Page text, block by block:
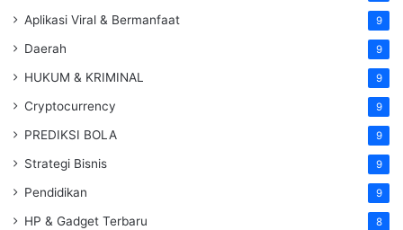
Aplikasi Viral & Bermanfaat 9
Daerah 9
HUKUM & KRIMINAL 9
Cryptocurrency 9
PREDIKSI BOLA 9
Strategi Bisnis 9
Pendidikan 9
HP & Gadget Terbaru 8